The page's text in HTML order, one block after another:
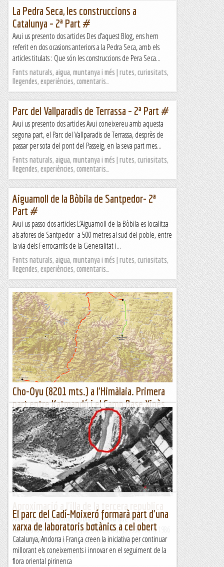
La Pedra Seca, les construccions a
Catalunya – 2ª Part #
Avui us presento dos articles Des d’aquest Blog, ens hem
referit en dos ocasions anteriors a la Pedra Seca, amb els
articles titulats : Que són les construccions de Pera Seca...
Fonts naturals, aigua, muntanya i més | rutes, curiositats,
llegendes, experiències, comentaris…
Parc del Vallparadis de Terrassa – 2ª Part #
Avui us presento dos articles Avui coneixereu amb aquesta
segona part, el Parc del Vallparadis de Terrassa, desprès de
passar per sota del pont del Passeig, en la seva part mes...
Fonts naturals, aigua, muntanya i més | rutes, curiositats,
llegendes, experiències, comentaris…
Aiguamoll de la Bòbila de Santpedor- 2ª
Part #
Avui us passo dos articles L’Aiguamoll de la Bòbila es localitza
als afores de Santpedor a 500 metres al sud del poble, entre
la via dels Ferrocarrils de la Generalitat i...
Fonts naturals, aigua, muntanya i més | rutes, curiositats,
llegendes, experiències, comentaris…
Cho-Oyu (8201 mts.) a l'Himàlaia. Primera
part entre Katmandú i el Camp Base Xinès
(4900 mts.)
Itinerari entre Katmandú i el Camp Base Xinès (4900
mts.)Maig de 1999, arribo al centre de l'Unió Muntanyenca
Eramprunyà (el nostre club de muntanya a Gavà) com cada...
Sortides a Muntanya
Ahir el bon amic Jordi Cebolla hem diu que mirant la
cartografia del poble veu que entre els anys 1956 i l'any 1986
(i millor 1993) veu que ha aparegut una illa al mig del...
Excursions del Joan Ramon
El parc del Cadí-Moixeró formarà part d'una
xarxa de laboratoris botànics a cel obert
Catalunya, Andorra i França creen la iniciativa per continuar
millorant els coneixements i innovar en el seguiment de la
flora oriental pirinenca